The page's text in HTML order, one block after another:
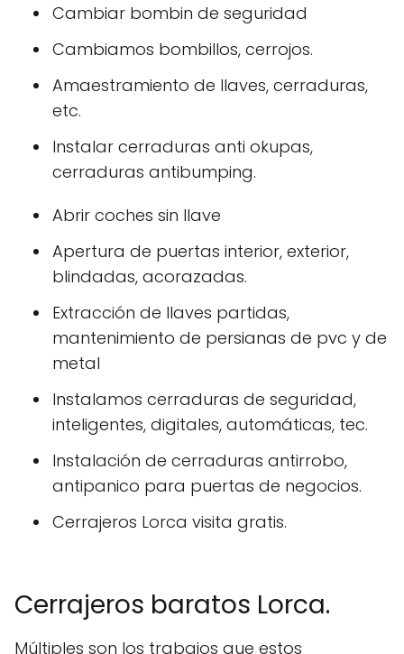
Cambiar bombin de seguridad
Cambiamos bombillos, cerrojos.
Amaestramiento de llaves, cerraduras,
etc.
Instalar cerraduras anti okupas,
cerraduras antibumping.
Abrir coches sin llave
Apertura de puertas interior, exterior,
blindadas, acorazadas.
Extracción de llaves partidas,
mantenimiento de persianas de pvc y de
metal
Instalamos cerraduras de seguridad,
inteligentes, digitales, automáticas, tec.
Instalación de cerraduras antirrobo,
antipanico para puertas de negocios.
Cerrajeros Lorca visita gratis.
Cerrajeros baratos Lorca.
Múltiples son los trabajos que estos